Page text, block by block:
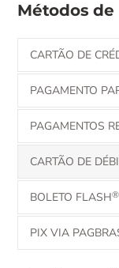
Métodos
CARTÃO DE
PAGAMENTO
PAGAMENTOS
CARTÃO DE
BOLETO FLASH®
PIX VIA